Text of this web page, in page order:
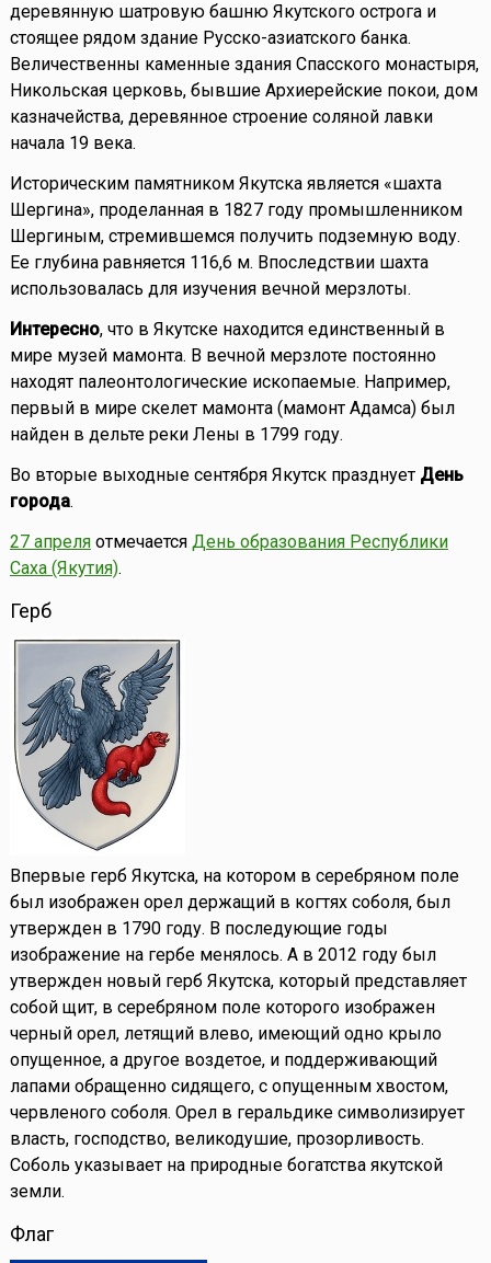
деревянную шатровую башню Якутского острога и
стоящее рядом здание Русско-азиатского банка.
Величественны каменные здания Спасского монастыря,
Никольская церковь, бывшие Архиерейские покои, дом
казначейства, деревянное строение соляной лавки
начала 19 века.
Историческим памятником Якутска является «шахта
Шергина», проделанная в 1827 году промышленником
Шергиным, стремившемся получить подземную воду.
Ее глубина равняется 116,6 м. Впоследствии шахта
использовалась для изучения вечной мерзлоты.
Интересно, что в Якутске находится единственный в
мире музей мамонта. В вечной мерзлоте постоянно
находят палеонтологические ископаемые. Например,
первый в мире скелет мамонта (мамонт Адамса) был
найден в дельте реки Лены в 1799 году.
Во вторые выходные сентября Якутск празднует День
города.
27 апреляотмечается День образования Республики
Саха (Якутия).
Герб
Впервые герб Якутска, на котором в серебряном поле
был изображен орел держащий в когтях соболя, был
утвержден в 1790 году. В последующие годы
изображение на гербе менялось. А в 2012 году был
утвержден новый герб Якутска, который представляет
собой щит, в серебряном поле которого изображен
черный орел, летящий влево, имеющий одно крыло
опущенное, а другое воздетое, и поддерживающий
лапами обращенно сидящего, с опущенным хвостом,
червленого соболя. Орел в геральдике символизирует
власть, господство, великодушие, прозорливость.
Соболь указывает на природные богатства якутской
земли.
Флаг